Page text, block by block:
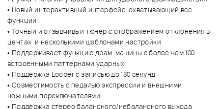
• Новый интерактивный интерфейс, охватывающий все
функции
• Точный и отзывчивый тюнер с отображением отклонения в
центах и несколькими шаблонами настройки
• Поддерживает функцию драм-машины с более чем 100
встроенными паттернами ударных
• Поддержка Looper с записью до 180 секунд
• Совместимость с педалью экспрессии и внешними
ножными переключателями
• Поддержка стерео балансного/небалансного выхода